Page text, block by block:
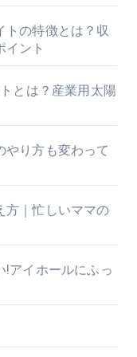
トの特徴とは？収
イント
とは？産業用太陽
やり方も変わって
方｜忙しいママの
!アイホールにふっ